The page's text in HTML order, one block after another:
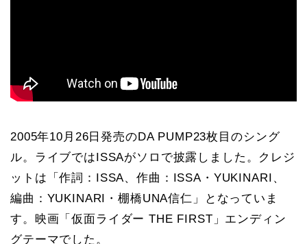
2005年10月26日発売のDA PUMP23枚目のシング
ル。ライブではISSAがソロで披露しました。クレジ
ットは「作詞：ISSA、作曲：ISSA・YUKINARI、
編曲：YUKINARI・棚橋UNA信仁」となっていま
す。映画「仮面ライダー THE FIRST」エンディン
グテーマでした。